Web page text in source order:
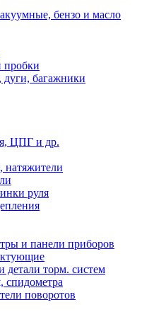
бензо и масло
пробки
дуги, багажники
ЦПГ и др.
натяжители
руля
и панели приборов
детали торм. систем
спидометра
поворотов